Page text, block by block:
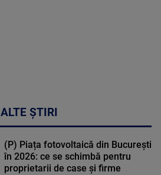
ALTE ȘTIRI
(P) Piața fotovoltaică din București
în 2026: ce se schimbă pentru
proprietarii de case și firme